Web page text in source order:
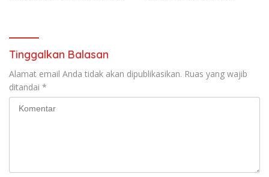
Tinggalkan Balasan
Alamat email Anda tidak akan dipublikasikan. Ruas yang wajib
ditandai *